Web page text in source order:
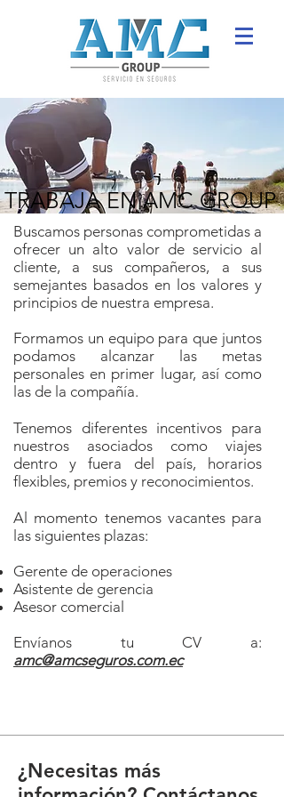
TRABAJA EN AMC GROUP
Buscamos personas comprometidas a
ofrecer un alto valor de servicio al
cliente, a sus compañeros, a sus
semejantes basados en los valores y
principios de nuestra empresa.
Formamos un equipo para que juntos
podamos alcanzar las metas
personales en primer lugar, así como
las de la compañía.
Tenemos diferentes incentivos para
nuestros asociados como viajes
dentro y fuera del país, horarios
flexibles, premios y reconocimientos.
Al momento tenemos vacantes para
las siguientes plazas:
Gerente de operaciones
Asistente de gerencia
Asesor comercial
Envíanos tu CV a:
amc@amcseguros.com.ec
¿Necesitas más